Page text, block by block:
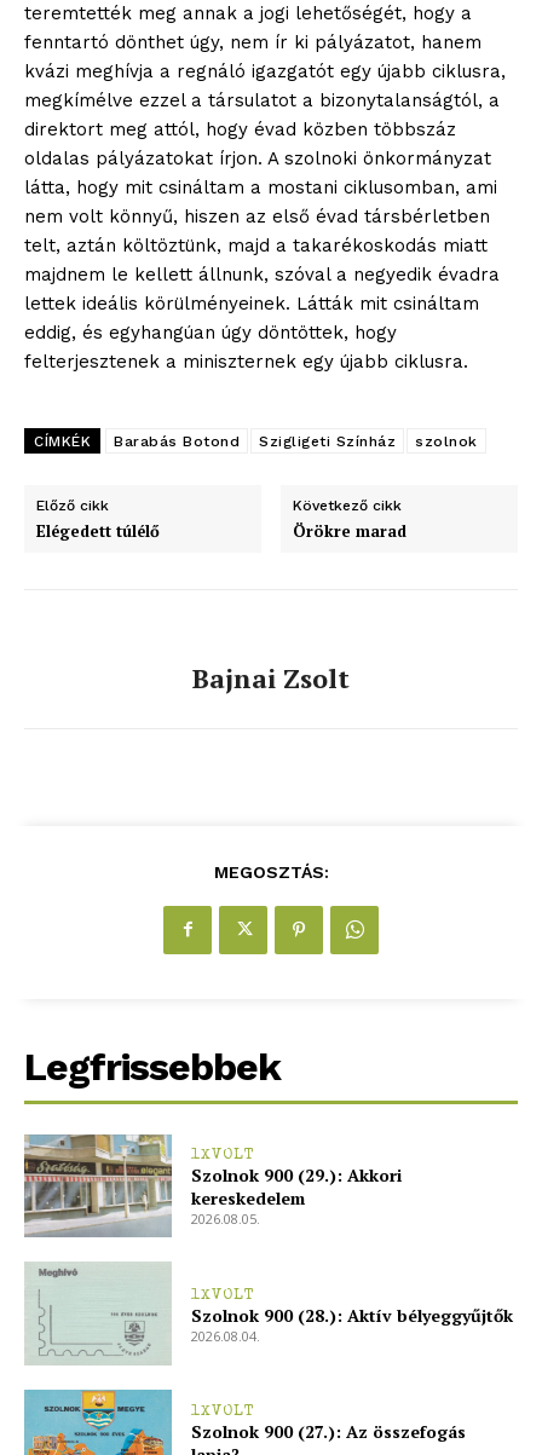
teremtették meg annak a jogi lehetőségét, hogy a
fenntartó dönthet úgy, nem ír ki pályázatot, hanem
kvázi meghívja a regnáló igazgatót egy újabb ciklusra,
megkímélve ezzel a társulatot a bizonytalanságtól, a
direktort meg attól, hogy évad közben többszáz
oldalas pályázatokat írjon. A szolnoki önkormányzat
látta, hogy mit csináltam a mostani ciklusomban, ami
nem volt könnyű, hiszen az első évad társbérletben
telt, aztán költöztünk, majd a takarékoskodás miatt
majdnem le kellett állnunk, szóval a negyedik évadra
lettek ideális körülményeinek. Látták mit csináltam
eddig, és egyhangúan úgy döntöttek, hogy
felterjesztenek a miniszternek egy újabb ciklusra.
CÍMKÉK Barabás Botond Szigligeti Színház szolnok
Előző cikk
Elégedett túlélő
Következő cikk
Örökre marad
Bajnai Zsolt
MEGOSZTÁS:
Legfrissebbek
1XVOLT
Szolnok 900 (29.): Akkori
kereskedelem
2026.08.05.
1XVOLT
Szolnok 900 (28.): Aktív bélyeggyűjtők
2026.08.04.
1XVOLT
Szolnok 900 (27.): Az összefogás